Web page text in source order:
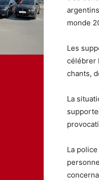
monde
Les
célébrer
chants,
La
La